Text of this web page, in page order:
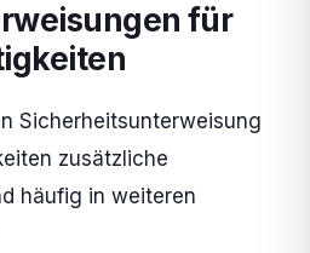
für
Sicherheitsunterweisung
zusätzliche
häufig in weiteren